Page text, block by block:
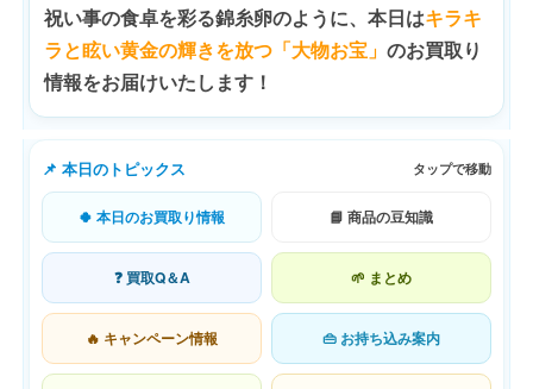
祝い事の食卓を彩る錦糸卵のように、本日はキラキ
ラと眩い黄金の輝きを放つ「大物お宝」 のお買取り
情報をお届けいたします！
📌 本日のトピックス タップで移動
🍀 本日のお買取り情報 📘 商品の豆知識
❓ 買取Q＆A 🌱 まとめ
🔥 キャンペーン情報 👜 お持ち込み案内